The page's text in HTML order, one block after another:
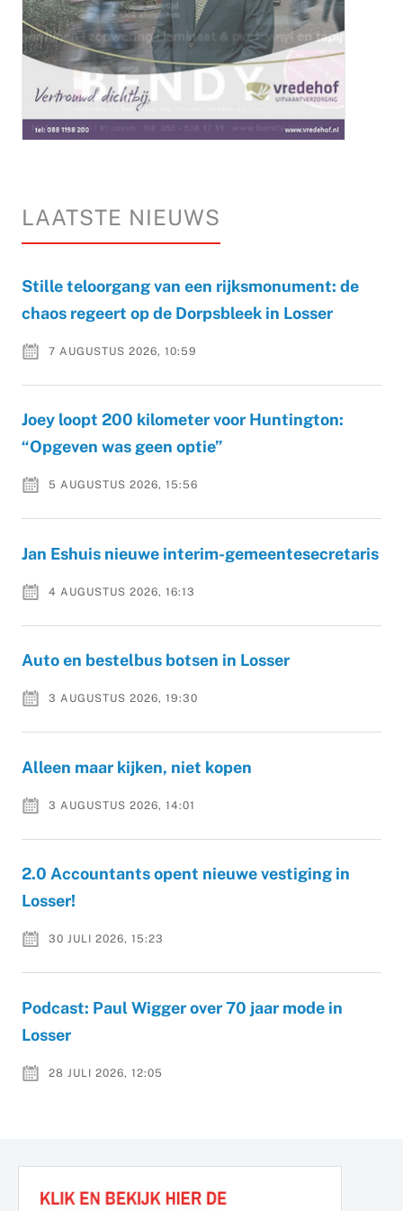
LAATSTE NIEUWS
Stille teloorgang van een rijksmonument: de
chaos regeert op de Dorpsbleek in Losser
7 AUGUSTUS 2026, 10:59
Joey loopt 200 kilometer voor Huntington:
“Opgeven was geen optie”
5 AUGUSTUS 2026, 15:56
Jan Eshuis nieuwe interim-gemeentesecretaris
4 AUGUSTUS 2026, 16:13
Auto en bestelbus botsen in Losser
3 AUGUSTUS 2026, 19:30
Alleen maar kijken, niet kopen
3 AUGUSTUS 2026, 14:01
2.0 Accountants opent nieuwe vestiging in
Losser!
30 JULI 2026, 15:23
Podcast: Paul Wigger over 70 jaar mode in
Losser
28 JULI 2026, 12:05